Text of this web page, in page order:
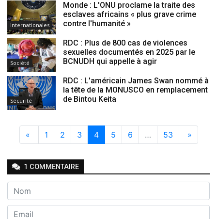
Internationales
Monde : L'ONU proclame la traite des
esclaves africains « plus grave crime
contre l'humanité »
Société
RDC : Plus de 800 cas de violences
sexuelles documentés en 2025 par le
BCNUDH qui appelle à agir
Sécurité
RDC : L'américain James Swan nommé à
la tête de la MONUSCO en remplacement
de Bintou Keita
« 1 2 3 4 5 6 … 53 »
1 COMMENTAIRE